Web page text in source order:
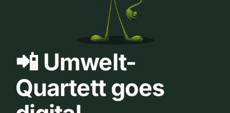
📲 Umwelt-
Quartett goes